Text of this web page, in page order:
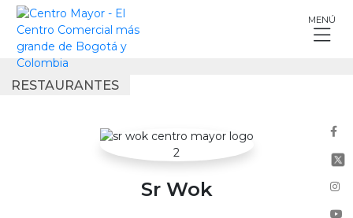
Skip
MENÚ
RESTAURANTES
Sr Wok